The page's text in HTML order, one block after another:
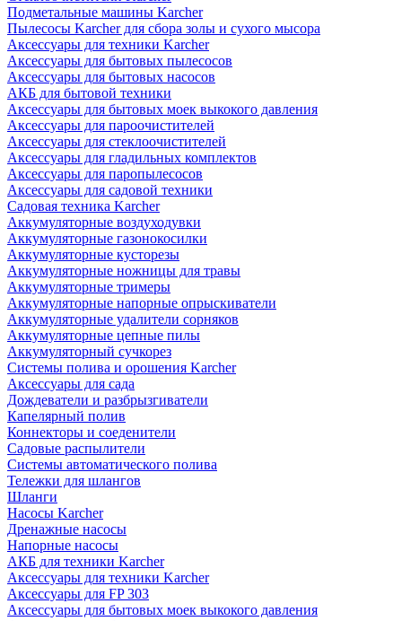
Подметальные машины Karcher
Пылесосы Karcher для сбора золы и сухого мысора
Аксессуары для техники Karcher
Аксессуары для бытовых пылесосов
Аксессуары для бытовых насосов
АКБ для бытовой техники
Аксессуары для бытовых моек выкокого давления
Аксессуары для пароочистителей
Аксессуары для стеклоочистителей
Аксессуары для гладильных комплектов
Аксессуары для паропылесосов
Аксессуары для садовой техники
Садовая техника Karcher
Аккумуляторные воздуходувки
Аккумуляторные газонокосилки
Аккумуляторные кусторезы
Аккумуляторные ножницы для травы
Аккумуляторные тримеры
Аккумуляторные напорные опрыскиватели
Аккумуляторные удалители сорняков
Аккумуляторные цепные пилы
Аккумуляторный сучкорез
Системы полива и орошения Karcher
Аксессуары для сада
Дождеватели и разбрызгиватели
Капелярный полив
Коннекторы и соеденители
Садовые распылители
Системы автоматического полива
Тележки для шлангов
Шланги
Насосы Karcher
Дренажные насосы
Напорные насосы
АКБ для техники Karcher
Аксессуары для техники Karcher
Аксессуары для FP 303
Аксессуары для бытовых моек выкокого давления